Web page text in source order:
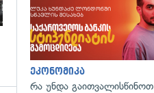
ეკონომიკა
რა უნდა გაითვალისწინოთ